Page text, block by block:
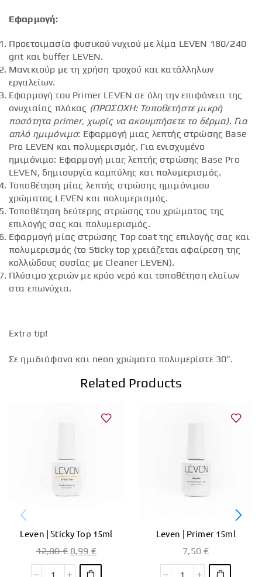
Εφαρμογή:
Προετοιμασία φυσικού νυχιού με λίμα LEVEN 180/240
grit και buffer LEVEN.
Μανικιούρ με τη χρήση τροχού και κατάλληλων
εργαλείων.
Εφαρμογή του Primer LEVEN σε όλη την επιφάνεια της
ονυχιαίας πλάκας (ΠΡΟΣΟΧΗ: Τοποθετήστε μικρή
ποσότητα primer, χωρίς να ακουμπήσετε το δέρμα).Για
απλό ημιμόνιμο: Εφαρμογή μιας λεπτής στρώσης Base
Pro LEVEN και πολυμερισμός. Για ενισχυμένο
ημιμόνιμο: Εφαρμογή μιας λεπτής στρώσης Base Pro
LEVEN, δημιουργία καμπύλης και πολυμερισμός.
Τοποθέτηση μίας λεπτής στρώσης ημιμόνιμου
χρώματος LEVEN και πολυμερισμός.
Τοποθέτηση δεύτερης στρώσης του χρώματος της
επιλογής σας και πολυμερισμός.
Εφαρμογή μίας στρώσης Top coat της επιλογής σας και
πολυμερισμός (το Sticky top χρειάζεται αφαίρεση της
κολλώδους ουσίας με Cleaner LEVEN).
Πλύσιμο χεριών με κρύο νερό και τοποθέτηση ελαίων
στα επωνύχια.
Extra tip!
Σε ημιδιάφανα και neon χρώματα πολυμερίστε 30”.
Related Products
Leven | Sticky Top 15ml
12,00€ 8,99 €
Leven | Primer 15ml
7,50€